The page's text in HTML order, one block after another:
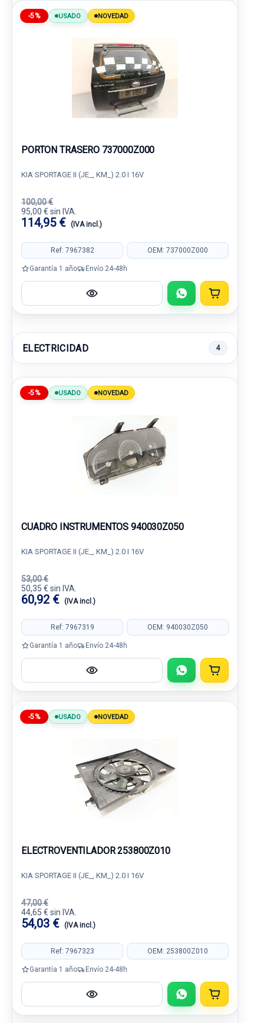
-5% USADO NOVEDAD
PORTON TRASERO 737000Z000
KIA SPORTAGE II (JE_, KM_) 2.0 I 16V
100,00 €
95,00 € sin IVA.
114,95 € (IVA incl.)
Ref: 7967382 OEM: 737000Z000
Garantía 1 año Envío 24-48h
ELECTRICIDAD 4
-5% USADO NOVEDAD
CUADRO INSTRUMENTOS 940030Z050
KIA SPORTAGE II (JE_, KM_) 2.0 I 16V
53,00 €
50,35 € sin IVA.
60,92 € (IVA incl.)
Ref: 7967319 OEM: 940030Z050
Garantía 1 año Envío 24-48h
-5% USADO NOVEDAD
ELECTROVENTILADOR 253800Z010
KIA SPORTAGE II (JE_, KM_) 2.0 I 16V
47,00 €
44,65 € sin IVA.
54,03 € (IVA incl.)
Ref: 7967323 OEM: 253800Z010
Garantía 1 año Envío 24-48h